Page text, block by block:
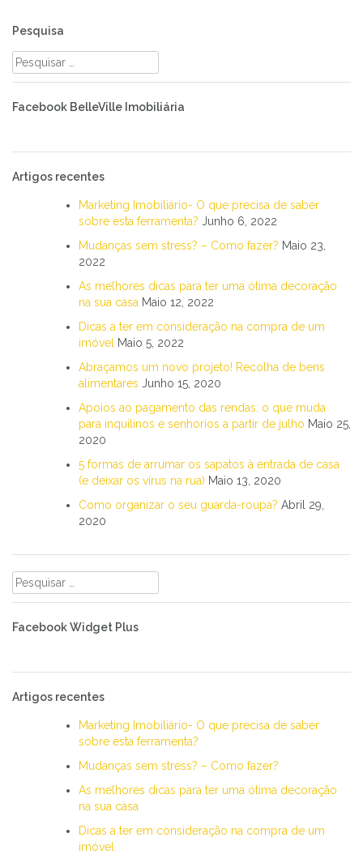
Pesquisa
Pesquisar
por:
Facebook BelleVille Imobiliária
Artigos recentes
Marketing Imobiliário- O que precisa de saber
sobre esta ferramenta? Junho 6, 2022
Mudanças sem stress? – Como fazer? Maio 23,
2022
As melhores dicas para ter uma ótima decoração
na sua casa Maio 12, 2022
Dicas a ter em consideração na compra de um
imóvel
Maio 5, 2022
Abraçamos um novo projeto! Recolha de bens
alimentares Junho 15, 2020
Apoios ao pagamento das rendas: o que muda
para inquilinos e senhorios a partir de julho Maio 25,
2020
5 formas de arrumar os sapatos à entrada de casa
(e deixar os vírus na rua) Maio 13, 2020
Como organizar o seu guarda-roupa? Abril 29,
2020
Pesquisar
por:
Facebook Widget Plus
Artigos recentes
Marketing Imobiliário- O que precisa de saber
sobre esta ferramenta?
Mudanças sem stress? – Como fazer?
As melhores dicas para ter uma ótima decoração
na sua casa
Dicas a ter em consideração na compra de um
imóvel